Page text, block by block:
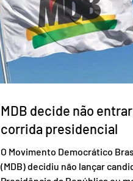
documento de identificação
à urna eletrônica. Se a urna
não reconh
MDB decide não
corrida presidencial
O Movimento Democrático
(MDB) decidiu não lançar